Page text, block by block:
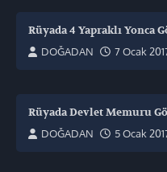
Rüyada 4 Yapraklı Yonca
DOĞADAN
7 Ocak
Rüyada Devlet Memuru
DOĞADAN
5 Ocak